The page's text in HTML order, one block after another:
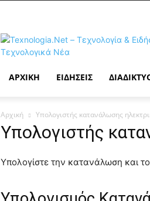
ΑΡΧΙΚΉ ΕΙΔΉΣΕΙΣ
Αρχική Υπολογιστής κατανάλωσης
Υπολογιστής
Υπολογίστε την κατανάλωση και